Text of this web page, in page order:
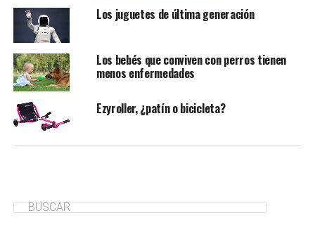
Los juguetes de última generación
Los bebés que conviven con perros tienen
menos enfermedades
Ezyroller, ¿patín o bicicleta?